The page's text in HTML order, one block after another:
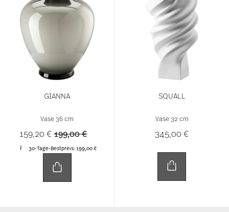
GIANNA
Vase 36 cm
159,20 €Price reduced from
199,00 €to
30-Tage-Bestpreis: 199,00 €
SQUALL
Vase 32 cm
345,00 €